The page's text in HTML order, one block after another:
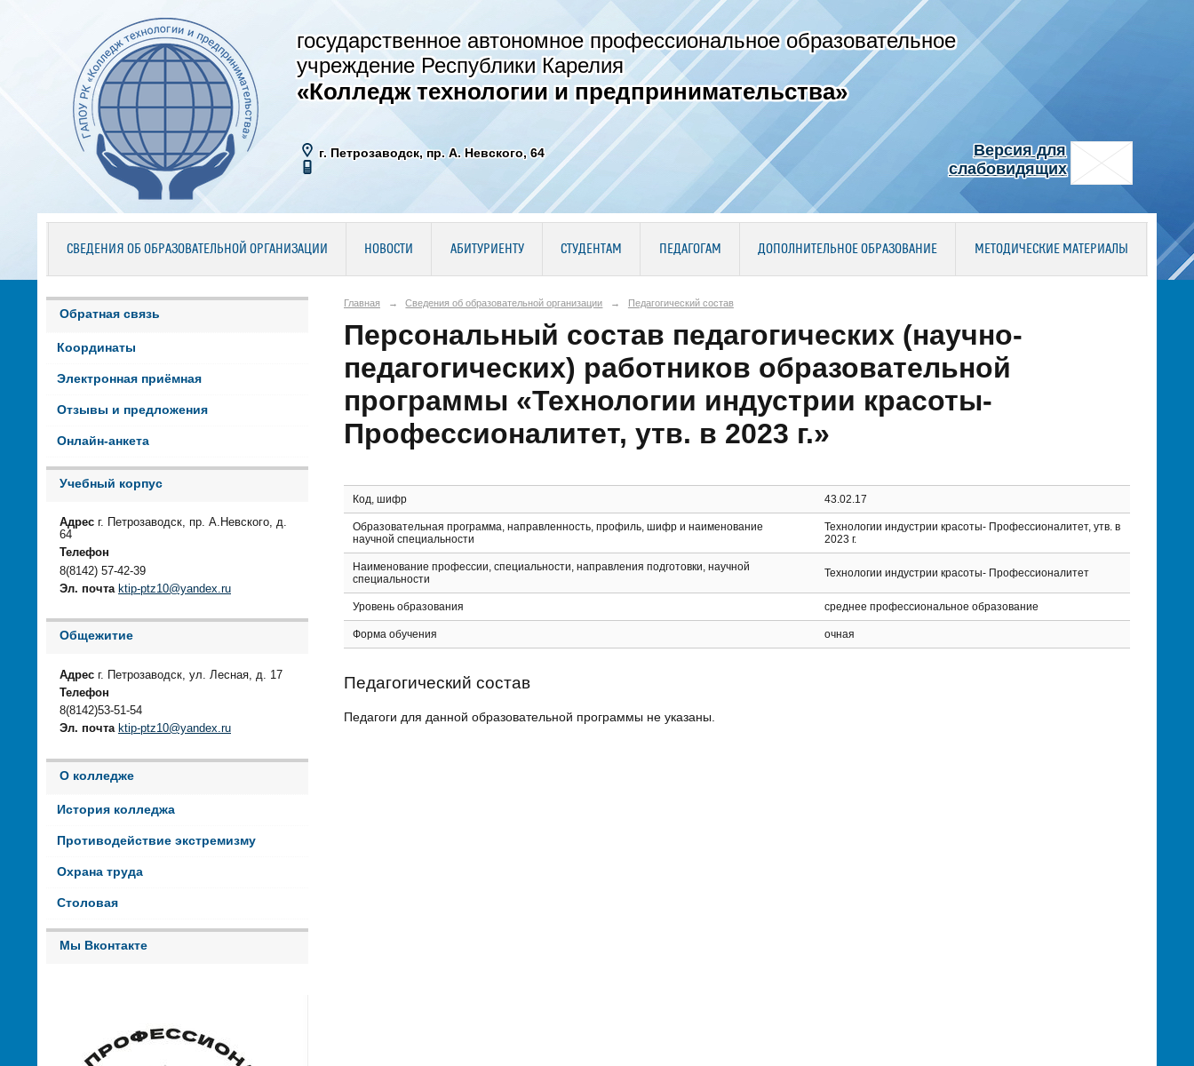
государственное автономное профессиональное образовательное
учреждение Республики Карелия
«Колледж технологии и предпринимательства»
г. Петрозаводск, пр. А. Невского, 64
Версия для
слабовидящих
СВЕДЕНИЯ ОБ ОБРАЗОВАТЕЛЬНОЙ ОРГАНИЗАЦИИ НОВОСТИ АБИТУРИЕНТУ СТУДЕНТАМ ПЕДАГОГАМ ДОПОЛНИТЕЛЬНОЕ ОБРАЗОВАНИЕ МЕТОДИЧЕСКИЕ МАТЕРИАЛЫ
Обратная связь
Координаты
Электронная приёмная
Отзывы и предложения
Онлайн-анкета
Учебный корпус
Адрес г. Петрозаводск, пр. А.Невского, д.
64
Телефон
8(8142) 57-42-39
Эл. почта ktip-ptz10@yandex.ru
Общежитие
Адрес г. Петрозаводск, ул. Лесная, д. 17
Телефон
8(8142)53-51-54
Эл. почта ktip-ptz10@yandex.ru
О колледже
История колледжа
Противодействие экстремизму
Охрана труда
Столовая
Мы Вконтакте
Главная → Сведения об образовательной организации → Педагогический состав
Персональный состав педагогических (научно-
педагогических) работников образовательной
программы «Технологии индустрии красоты-
Профессионалитет, утв. в 2023 г.»
Код, шифр 43.02.17
Образовательная программа, направленность, профиль, шифр и наименование
научной специальности
Технологии индустрии красоты- Профессионалитет, утв. в
2023 г.
Наименование профессии, специальности, направления подготовки, научной
специальности
Технологии индустрии красоты- Профессионалитет
Уровень образования среднее профессиональное образование
Форма обучения очная
Педагогический состав
Педагоги для данной образовательной программы не указаны.